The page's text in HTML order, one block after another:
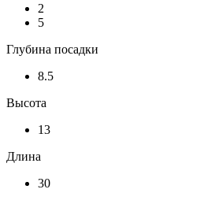
2
5
Глубина посадки
8.5
Высота
13
Длина
30